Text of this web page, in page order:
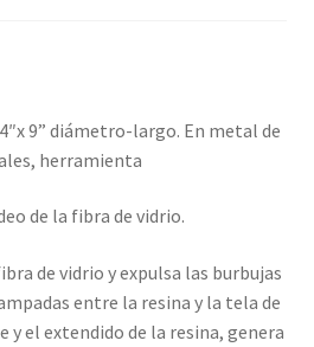
9” diámetro-largo. En metal de
herramienta
de la fibra de vidrio.
de vidrio y expulsa las burbujas
entre la resina y la tela de
y el extendido de la resina, genera